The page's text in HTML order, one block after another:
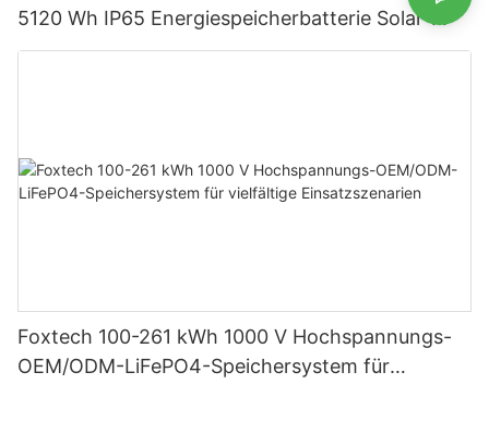
5120 Wh IP65 Energiespeicherbatterie Solar-
Heimsysteme
Foxtech 100-261 kWh 1000 V Hochspannungs-
OEM/ODM-LiFePO4-Speichersystem für